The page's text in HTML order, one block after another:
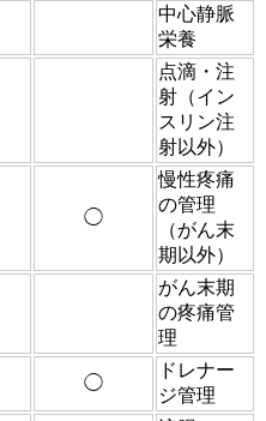
中心静脈
栄養
点滴・注
射（イン
スリン注
射以外）
◯
慢性疼痛
の管理
（がん末
期以外）
がん末期
の疼痛管
理
◯
ドレナー
ジ管理